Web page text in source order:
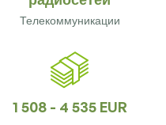
Телекоммуникации
1 508 - 4 535 EUR